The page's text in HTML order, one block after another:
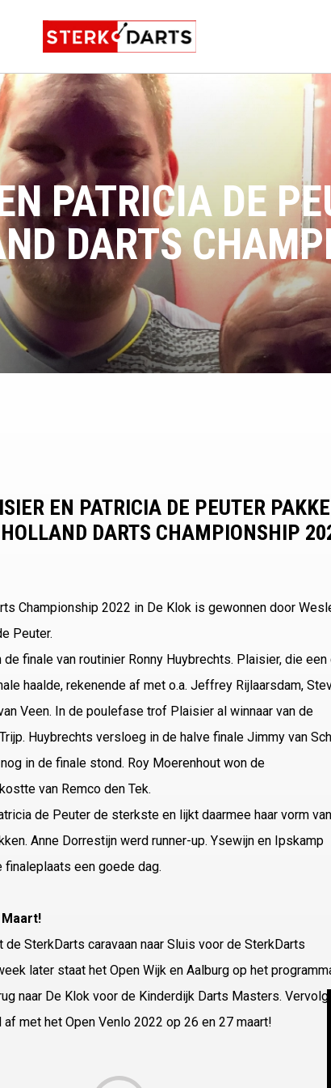
PATRICIA DE
DARTS
EN PATRICIA DE PEUTER
DARTS CHAMPIONSHIP
Championship 2022 in De Klok is gewonnen door
Peuter.
finale van routinier Ronny Huybrechts. Plaisier, die een
haalde, rekenende af met o.a. Jeffrey Rijlaarsdam,
Veen. In de poulefase trof Plaisier al winnaar van de
Huybrechts versloeg in de halve finale Jimmy van
in de finale stond. Roy Moerenhout won de
van Remco den Tek.
de Peuter de sterkste en lijkt daarmee haar vorm van
Anne Dorrestijn werd runner-up. Ysewijn en Ipskamp
finaleplaats een goede dag.
de SterkDarts caravaan naar Sluis voor de SterkDarts
later staat het Open Wijk en Aalburg op het
naar De Klok voor de Kinderdijk Darts Masters.
met het Open Venlo 2022 op 26 en 27 maart!